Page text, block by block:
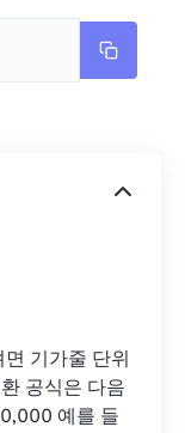
기가줄 단위
공식은 다음
예를 들